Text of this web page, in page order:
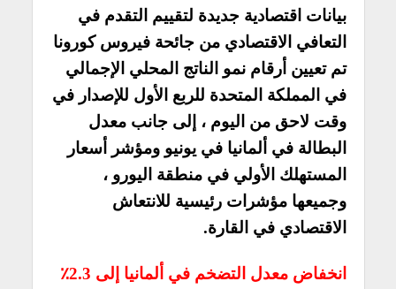
بيانات اقتصادية جديدة لتقييم التقدم في
التعافي الاقتصادي من جائحة فيروس كورونا
تم تعيين أرقام نمو الناتج المحلي الإجمالي
في المملكة المتحدة للربع الأول للإصدار في
وقت لاحق من اليوم ، إلى جانب معدل
البطالة في ألمانيا في يونيو ومؤشر أسعار
المستهلك الأولي في منطقة اليورو ،
وجميعها مؤشرات رئيسية للانتعاش
الاقتصادي في القارة.
انخفاض معدل التضخم في ألمانيا إلى 2.3٪